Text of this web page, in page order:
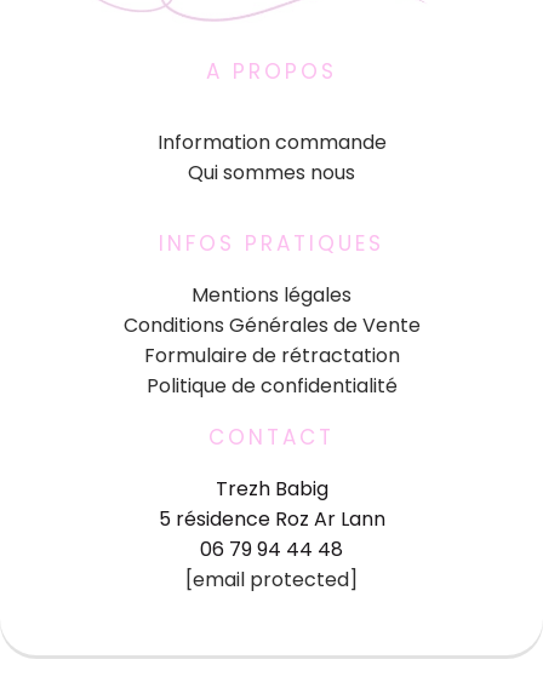
A PROPOS
Information commande
Qui sommes nous
INFOS PRATIQUES
Mentions légales
Conditions Générales de Vente
Formulaire de rétractation
Politique de confidentialité
CONTACT
Trezh Babig
5 résidence Roz Ar Lann
06 79 94 44 48
[email protected]